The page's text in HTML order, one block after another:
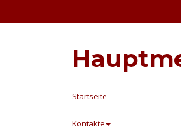
Startseite
Kontakte